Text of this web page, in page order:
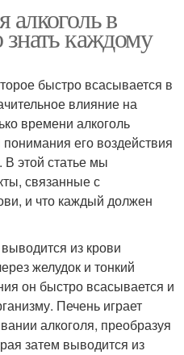
алкоголь в
каждому
быстро всасывается в
влияние на
времени алкоголь
его воздействия
В этой статье мы
связанные с
и что каждый должен
из крови
желудок и тонкий
он быстро всасывается и
Печень играет
алкоголя, преобразуя
затем выводится из